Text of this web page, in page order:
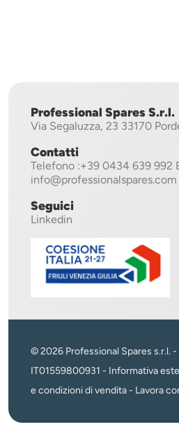
Professional Spares S.r.l.
Via Segaluzza, 23 33170
Contatti
Telefono :+39 0434 639 992
info@professionalspares.com
Seguici
Linkedin
© 2026 Professional Spares s.r.l. -
IT01559800931 - Informativa
e condizioni di vendita- Lavora